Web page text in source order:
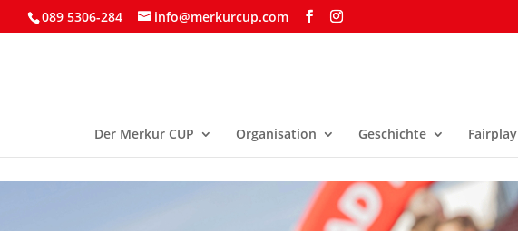
089 5306-284 info@merkurcup.com
Der Merkur CUP Organisation Geschichte Fairplay